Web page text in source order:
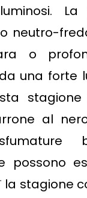
La
neutro-
o
una forte
stagione
al
possono
la stagione